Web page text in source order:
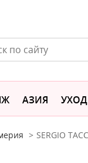
АЗИЯ УХОД
SERGIO